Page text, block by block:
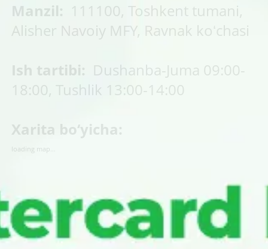
Manzil: 111100, Toshkent tumani,
Alisher Navoiy MFY, Ravnak koʻchasi
Ish tartibi: Dushanba-Juma 09:00-
18:00, Tushlik 13:00-14:00
Xarita bo‘yicha:
loading map...